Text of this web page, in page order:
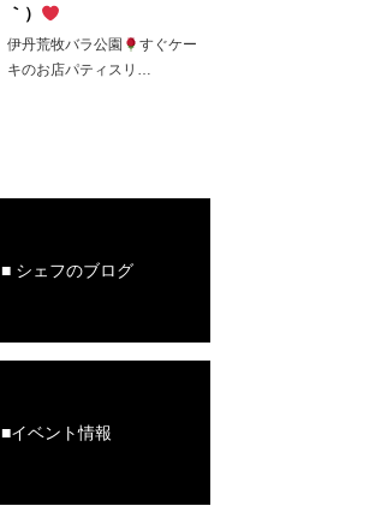
｀）
伊丹荒牧バラ公園
すぐケー
キのお店パティスリ…
■ シェフのブログ
■イベント情報